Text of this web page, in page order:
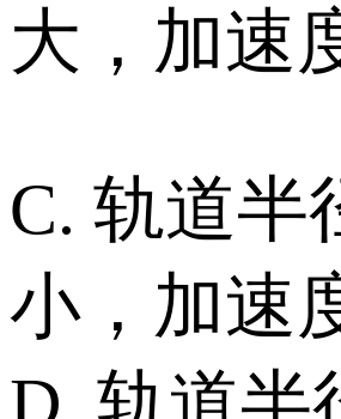
大，加速
C. 轨道半
小，加速